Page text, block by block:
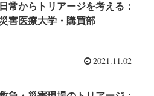
日常からトリアージを考える：
災害医療大学・購買部
2021.11.02